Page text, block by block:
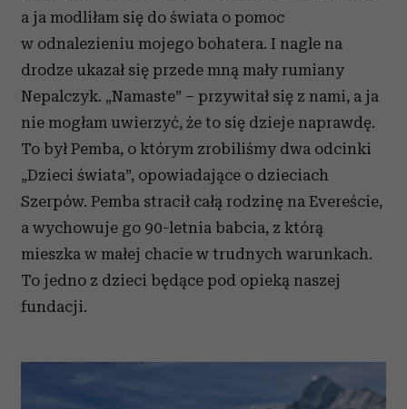
a ja modliłam się do świata o pomoc
w odnalezieniu mojego bohatera. I nagle na
drodze ukazał się przede mną mały rumiany
Nepalczyk. „Namaste” – przywitał się z nami, a ja
nie mogłam uwierzyć, że to się dzieje naprawdę.
To był Pemba, o którym zrobiliśmy dwa odcinki
„Dzieci świata”, opowiadające o dzieciach
Szerpów. Pemba stracił całą rodzinę na Evereście,
a wychowuje go 90-letnia babcia, z którą
mieszka w małej chacie w trudnych warunkach.
To jedno z dzieci będące pod opieką naszej
fundacji.